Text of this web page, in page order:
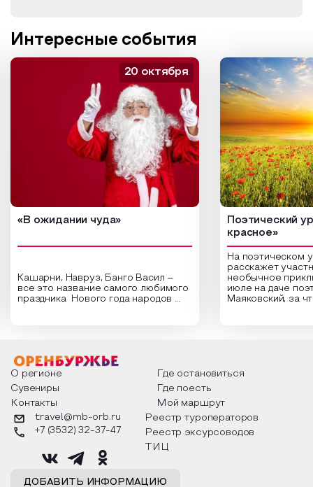
Интересные события
«В ожидании чуда»
Кашарни, Навруз, Банго Васил –
все это название самого любимого
праздника Нового года народов
о том, как встречают новый год в
разных уголках страны, какие
обряды совершают на удачу и
благополучие, в чем схожи и
различаются традиции. Кто такой
Дед Мороз и откуда он пришел, как
его называют в разных уголках
страны и как появились елочные
20 октября
Поэтический
красное»
На поэтическом
расскажет
необычное
июле на даче
Маяковский, за
Твардовского и
каждой строчке
восхищение
яркому времени
О регионе
Где остановиться
Сувениры
Где поесть
Контакты
Мой маршрут
ДОБАВИТЬ ИНФОРМАЦИЮ
travel@mb-orb.ru
+7 (3532) 32-37-47
Реестр туроператоров
Реестр эксурсоводов
ТИЦ